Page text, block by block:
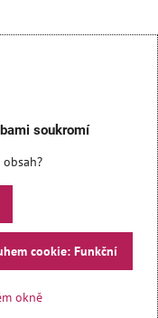
soukromí
cookie: Funkční
okně